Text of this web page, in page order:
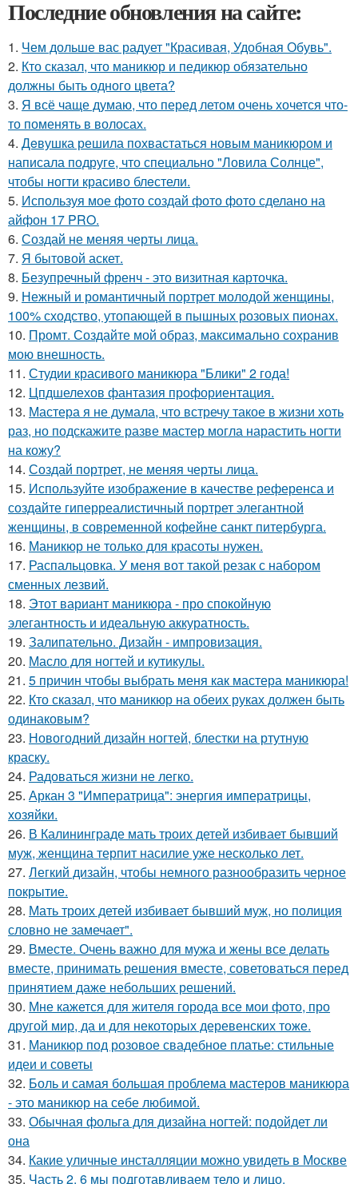
Последние обновления на сайте:
1. Чем дольше вас радует "Красивая, Удобная Обувь".
2. Кто сказал, что маникюр и педикюр обязательно
должны быть одного цвета?
3. Я всё чаще думаю, что перед летом очень хочется что-
то поменять в волосах.
4. Дeвушка решила похвастаться новым маникюром и
написала подруге, что специально "Ловила Солнце",
чтобы ногти красиво блeстели.
5. Используя мое фото создай фото фото сделано на
айфон 17 PRO.
6. Создай не меняя черты лица.
7. Я бытовой аскет.
8. Безупречный френч - это визитная карточка.
9. Нежный и романтичный портрет молодой женщины,
100% сходство, утопающей в пышных розовых пионах.
10. Промт. Создайте мой образ, максимально сохранив
мою внешность.
11. Студии красивого маникюра "Блики" 2 года!
12. Цпдшелехов фантазия профориентация.
13. Мастера я не думала, что встречу такое в жизни хоть
раз, но подскажите разве мастер могла нарастить ногти
на кожу?
14. Создай портрет, не меняя черты лица.
15. Используйте изображение в качестве референса и
создайте гиперреалистичный портрет элегантной
женщины, в современной кофейне санкт питербурга.
16. Маникюр не только для красоты нужен.
17. Распальцовка. У меня вот такой резак с набором
сменных лезвий.
18. Этот вариант маникюра - про спокойную
элегантность и идеальную аккуратность.
19. Залипательно. Дизайн - импровизация.
20. Масло для ногтей и кутикулы.
21. 5 причин чтобы выбрать меня как мастера маникюра!
22. Кто сказал, что маникюр на обеих руках должен быть
одинаковым?
23. Новогодний дизайн ногтей, блестки на ртутную
краску.
24. Радоваться жизни не легко.
25. Аркан 3 "Императрица": энергия императрицы,
хозяйки.
26. В Калининграде мать троих детей избивает бывший
муж, женщина терпит насилие уже несколько лет.
27. Легкий дизайн, чтобы немного разнообразить черное
покрытие.
28. Мать троих детей избивает бывший муж, но полиция
словно не замечает".
29. Вместе. Очень важно для мужа и жены все делать
вместе, принимать решения вместе, советоваться перед
принятием даже небольших решений.
30. Мне кажется для жителя города все мои фото, про
другой мир, да и для некоторых деревенских тоже.
31. Маникюр под розовое свадебное платье: стильные
идеи и советы
32. Боль и самая большая проблема мастеров маникюра
- это маникюр на себе любимой.
33. Обычная фольга для дизайна ногтей: подойдет ли
она
34. Какие уличные инсталляции можно увидеть в Москве
35. Часть 2. 6 мы подготавливаем тело и лицо.